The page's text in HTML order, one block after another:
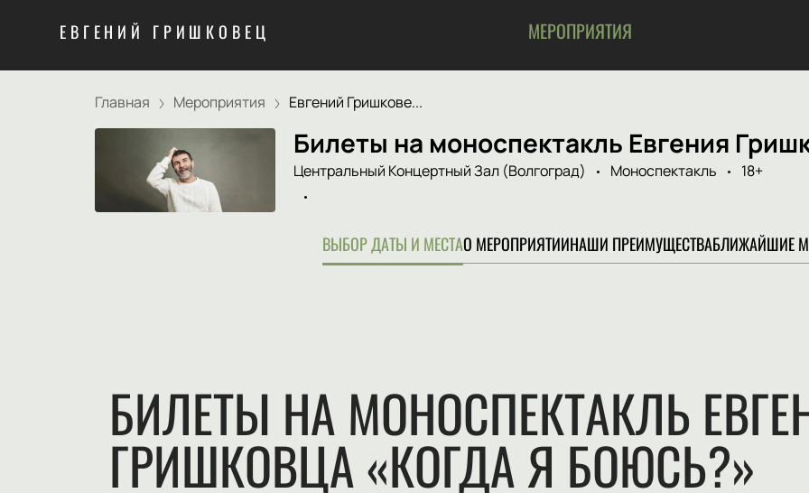
ЕВГЕНИЙ ГРИШКОВЕЦ МЕРОПРИЯТИЯ
Главная Мероприятия Евгений Гришкове...
Билеты на моноспектакль Евгения
Центральный Концертный Зал (Волгоград) Моноспектакль 18+
ВЫБОР ДАТЫ И МЕСТАО МЕРОПРИЯТИИНАШИ ПРЕИМУЩЕСТВАБЛИЖАЙШИЕ
БИЛЕТЫ НА МОНОСПЕКТАКЛЬ
ГРИШКОВЦА «КОГДА Я БОЮСЬ?»